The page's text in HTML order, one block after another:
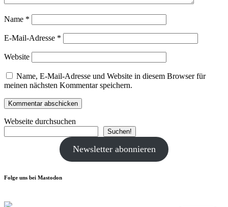
Name *
E-Mail-Adresse *
Website
Name, E-Mail-Adresse und Website in diesem Browser für
meinen nächsten Kommentar speichern.
Webseite durchsuchen
Suchen!
Newsletter abonnieren
Folge uns bei Mastodon